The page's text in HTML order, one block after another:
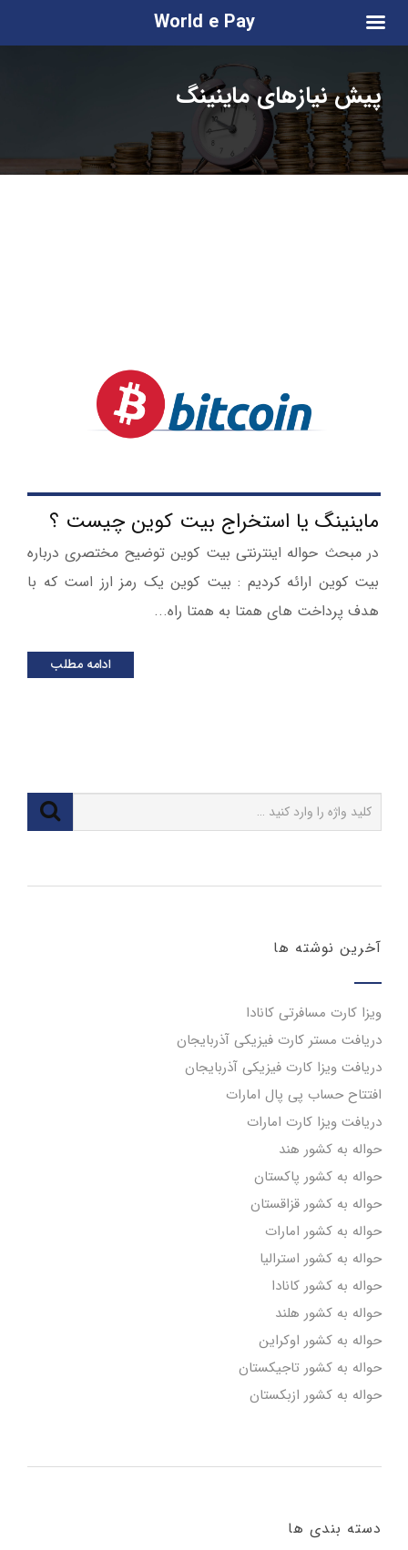
پیش نیازهای ماینینگ
ماینینگ یا استخراج بیت کوین چیست ؟
در مبحث حواله اینترنتی بیت کوین توضیح مختصری درباره
بیت کوین ارائه کردیم : بیت کوین یک رمز ارز است که با
هدف پرداخت های همتا به همتا راه...
ادامه مطلب
آخرین نوشته ها
ویزا کارت مسافرتی کانادا
دریافت مستر کارت فیزیکی آذربایجان
دریافت ویزا کارت فیزیکی آذربایجان
افتتاح حساب پی پال امارات
دریافت ویزا کارت امارات
حواله به کشور هند
حواله به کشور پاکستان
حواله به کشور قزاقستان
حواله به کشور امارات
حواله به کشور استرالیا
حواله به کشور کانادا
حواله به کشور هلند
حواله به کشور اوکراین
حواله به کشور تاجیکستان
حواله به کشور ازبکستان
دسته بندی ها
World e Pay